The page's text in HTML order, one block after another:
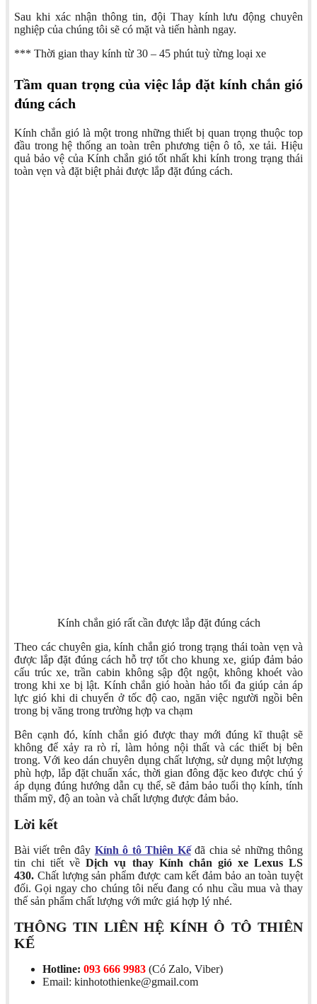
Sau khi xác nhận thông tin, đội Thay kính lưu động chuyên
nghiệp của chúng tôi sẽ có mặt và tiến hành ngay.
*** Thời gian thay kính từ 30 – 45 phút tuỳ từng loại xe
Tầm quan trọng của việc lắp đặt kính chắn gió
đúng cách
Kính chắn gió là một trong những thiết bị quan trọng thuộc top
đầu trong hệ thống an toàn trên phương tiện ô tô, xe tải. Hiệu
quả bảo vệ của Kính chắn gió tốt nhất khi kính trong trạng thái
toàn vẹn và đặt biệt phải được lắp đặt đúng cách.
Kính chắn gió rất cần được lắp đặt đúng cách
Theo các chuyên gia, kính chắn gió trong trạng thái toàn vẹn và
được lắp đặt đúng cách hỗ trợ tốt cho khung xe, giúp đảm bảo
cấu trúc xe, trần cabin không sập đột ngột, không khoét vào
trong khi xe bị lật. Kính chắn gió hoàn hảo tối đa giúp cản áp
lực gió khi di chuyển ở tốc độ cao, ngăn việc người ngồi bên
trong bị văng trong trường hợp va chạm
Bên cạnh đó, kính chắn gió được thay mới đúng kĩ thuật sẽ
không để xảy ra rò rỉ, làm hỏng nội thất và các thiết bị bên
trong. Với keo dán chuyên dụng chất lượng, sử dụng một lượng
phù hợp, lắp đặt chuẩn xác, thời gian đông đặc keo được chú ý
áp dụng đúng hướng dẫn cụ thể, sẽ đảm bảo tuổi thọ kính, tính
thẩm mỹ, độ an toàn và chất lượng được đảm bảo.
Lời kết
Bài viết trên đây Kính ô tô Thiên Kếđã chia sẻ những thông
tin chi tiết vềDịch vụ thay Kính chắn gió xe Lexus LS
430. Chất lượng sản phẩm được cam kết đảm bảo an toàn tuyệt
đối. Gọi ngay cho chúng tôi nếu đang có nhu cầu mua và thay
thế sản phẩm chất lượng với mức giá hợp lý nhé.
THÔNG TIN LIÊN HỆ KÍNH Ô TÔ THIÊN
KẾ
Hotline: 093 666 9983 (Có Zalo, Viber)
Email: kinhotothienke@gmail.com